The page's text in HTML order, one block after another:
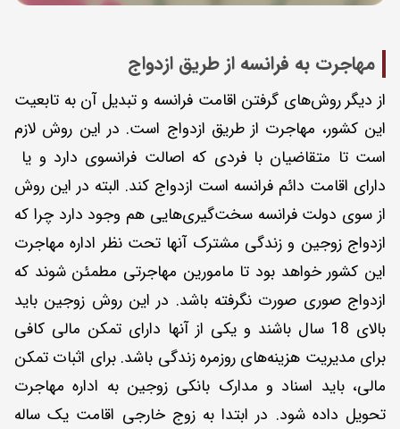
مهاجرت به فرانسه از طریق ازدواج
از دیگر روش‌های گرفتن اقامت فرانسه و تبدیل آن به تابعیت
این کشور، مهاجرت از طریق ازدواج است. در این روش لازم
است تا متقاضیان با فردی که اصالت فرانسوی دارد و یا
دارای اقامت دائم فرانسه است ازدواج کند. البته در این روش
از سوی دولت فرانسه سخت‌گیری‌هایی هم وجود دارد چرا که
ازدواج زوجین و زندگی مشترک آنها تحت نظر اداره مهاجرت
این کشور خواهد بود تا مامورین مهاجرتی مطمئن شوند که
ازدواج صوری صورت نگرفته باشد. در این روش زوجین باید
بالای 18 سال باشند و یکی از آنها دارای تمکن مالی کافی
برای مدیریت هزینه‌های روزمره زندگی باشد. برای اثبات تمکن
مالی، باید اسناد و مدارک بانکی زوجین به اداره مهاجرت
تحویل داده شود. در ابتدا به زوج خارجی اقامت یک ساله